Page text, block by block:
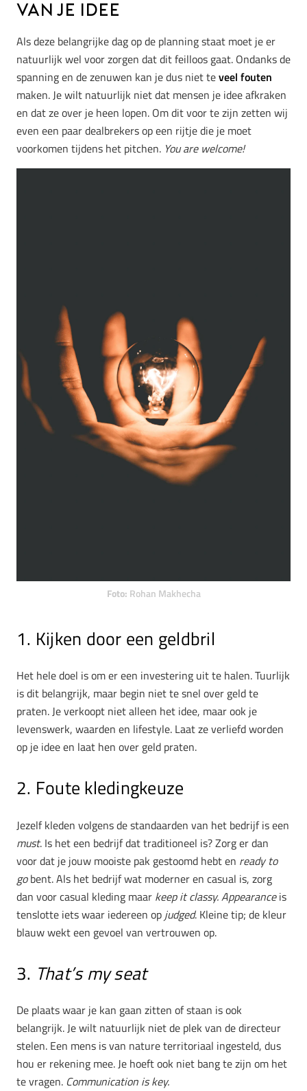
van je idee
Als deze belangrijke dag op de planning staat moet je er
natuurlijk wel voor zorgen dat dit feilloos gaat. Ondanks de
spanning en de zenuwen kan je dus niet teveel fouten
maken. Je wilt natuurlijk niet dat mensen je idee afkraken
en dat ze over je heen lopen. Om dit voor te zijn zetten wij
even een paar dealbrekers op een rijtje die je moet
voorkomen tijdens het pitchen. You are welcome!
Foto: Rohan Makhecha
1. Kijken door een geldbril
Het hele doel is om er een investering uit te halen. Tuurlijk
is dit belangrijk, maar begin niet te snel over geld te
praten. Je verkoopt niet alleen het idee, maar ook je
levenswerk, waarden en lifestyle. Laat ze verliefd worden
op je idee en laat hen over geld praten.
2. Foute kledingkeuze
Jezelf kleden volgens de standaarden van het bedrijf is een
must. Is het een bedrijf dat traditioneel is? Zorg er dan
voor dat je jouw mooiste pak gestoomd hebt en ready to
gobent. Als het bedrijf wat moderner en casual is, zorg
dan voor casual kleding maar keep it classy.Appearanceis
tenslotte iets waar iedereen op judged. Kleine tip; de kleur
blauw wekt een gevoel van vertrouwen op.
3. That’s my seat
De plaats waar je kan gaan zitten of staan is ook
belangrijk. Je wilt natuurlijk niet de plek van de directeur
stelen. Een mens is van nature territoriaal ingesteld, dus
hou er rekening mee. Je hoeft ook niet bang te zijn om het
te vragen. Communication is key.